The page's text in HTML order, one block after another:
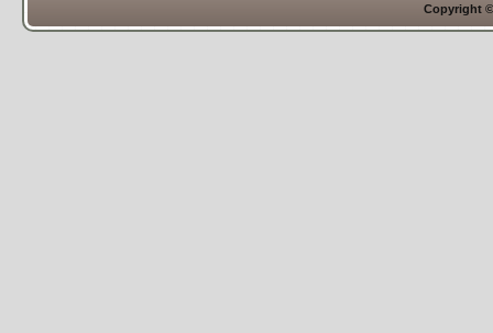
Copyright